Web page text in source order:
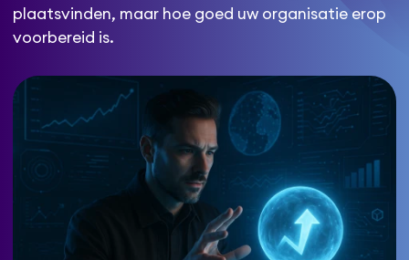
plaatsvinden, maar hoe goed uw organisatie erop
voorbereid is.